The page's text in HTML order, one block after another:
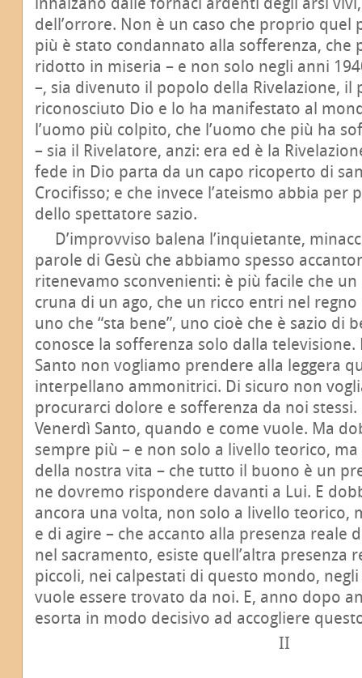
dell’orrore. Non è un caso che proprio quel
più è stato condannato alla sofferenza, che
ridotto in miseria – e non solo negli anni
–, sia divenuto il popolo della Rivelazione, il
riconosciuto Dio e lo ha manifestato al
l’uomo più colpito, che l’uomo che più ha
– sia il Rivelatore, anzi: era ed è la
fede in Dio parta da un capo ricoperto di
Crocifisso; e che invece l’ateismo abbia per
dello spettatore sazio.
D’improvviso balena l’inquietante,
parole di Gesù che abbiamo spesso
ritenevamo sconvenienti: è più facile che
cruna di un ago, che un ricco entri nel
uno che “sta bene”, uno cioè che è sazio di
conosce la sofferenza solo dalla
Santo non vogliamo prendere alla leggera
interpellano ammonitrici. Di sicuro non
procurarci dolore e sofferenza da noi stessi.
Venerdì Santo, quando e come vuole. Ma
sempre più – e non solo a livello teorico,
della nostra vita – che tutto il buono è un
ne dovremo rispondere davanti a Lui. E
ancora una volta, non solo a livello teorico,
e di agire – che accanto alla presenza reale
nel sacramento, esiste quell’altra presenza
piccoli, nei calpestati di questo mondo,
vuole essere trovato da noi. E, anno dopo
esorta in modo decisivo ad accogliere
II